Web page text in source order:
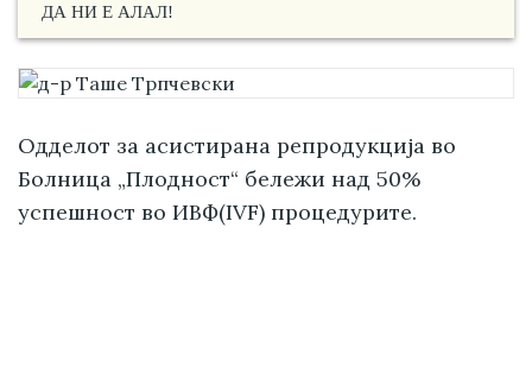
ДА НИ Е АЛАЛ!
Одделот за асистирана репродукција во
Болница „Плодност“ бележи над 50%
успешност во ИВФ(IVF) процедурите.